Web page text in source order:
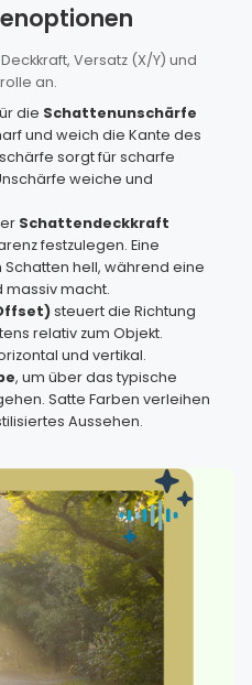
Versatz (X/Y) und
an.
die Schattenunschärfe
und weich die Kante des
sorgt für scharfe
weiche und
Schattendeckkraft
festzulegen. Eine
hell, während eine
massiv macht.
steuert die Richtung
relativ zum Objekt.
und vertikal.
, um über das typische
Satte Farben verleihen
Aussehen.